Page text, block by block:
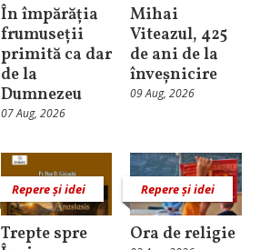
În împărăția
frumuseții
primită ca dar
de la
Dumnezeu
07 Aug, 2026
Mihai
Viteazul, 425
de ani de la
înveșnicire
09 Aug, 2026
Repere și idei
Trepte spre
Repere și idei
Ora de religie